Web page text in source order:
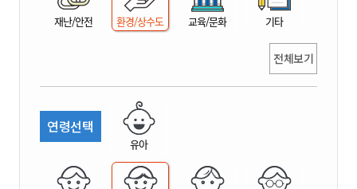
재난/안전 환경/상수도 교육/문화 기타
전체보기
연령선택
유아